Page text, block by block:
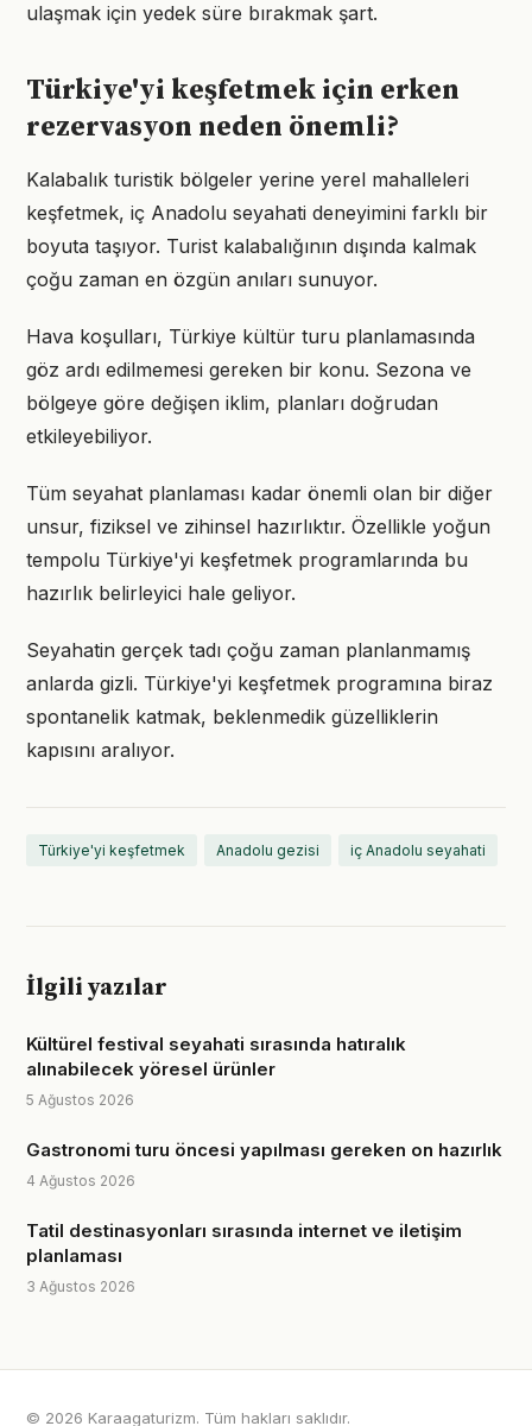
ulaşmak için yedek süre bırakmak şart.
Türkiye'yi keşfetmek için erken
rezervasyon neden önemli?
Kalabalık turistik bölgeler yerine yerel mahalleleri
keşfetmek, iç Anadolu seyahati deneyimini farklı bir
boyuta taşıyor. Turist kalabalığının dışında kalmak
çoğu zaman en özgün anıları sunuyor.
Hava koşulları, Türkiye kültür turu planlamasında
göz ardı edilmemesi gereken bir konu. Sezona ve
bölgeye göre değişen iklim, planları doğrudan
etkileyebiliyor.
Tüm seyahat planlaması kadar önemli olan bir diğer
unsur, fiziksel ve zihinsel hazırlıktır. Özellikle yoğun
tempolu Türkiye'yi keşfetmek programlarında bu
hazırlık belirleyici hale geliyor.
Seyahatin gerçek tadı çoğu zaman planlanmamış
anlarda gizli. Türkiye'yi keşfetmek programına biraz
spontanelik katmak, beklenmedik güzelliklerin
kapısını aralıyor.
Türkiye'yi keşfetmek Anadolu gezisi iç Anadolu seyahati
İlgili yazılar
Kültürel festival seyahati sırasında hatıralık
alınabilecek yöresel ürünler
5 Ağustos 2026
Gastronomi turu öncesi yapılması gereken on hazırlık
4 Ağustos 2026
Tatil destinasyonları sırasında internet ve iletişim
planlaması
3 Ağustos 2026
© 2026 Karaagaturizm. Tüm hakları saklıdır.